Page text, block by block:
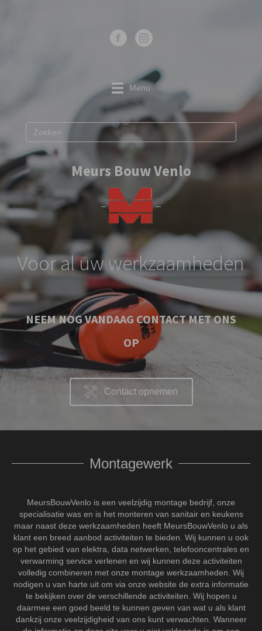
Menu
Meurs Bouw Venlo
Voor al uw werkzaamheden
NEEM NOG VANDAAG CONTACT MET ONS
OP
Contact opnemen
Montagewerk
MeursBouwVenlo is een veelzijdig montage bedrijf, onze
specialisatie was en is het monteren van sanitair en keukens
maar naast deze werkzaamheden heeft MeursBouwVenlo u als
klant een breed aanbod activiteiten te bieden. Wij kunnen u ook
op het gebied van elektra, data netwerken, telefooncentrales en
verwarming service verlenen en wij kunnen deze activiteiten
volledig combineren met onze montage werkzaamheden. Wij
nodigen u van harte uit om via onze website de extra informatie
te bekijken over de verschillende activiteiten. Wij hopen u
daarmee een goed beeld te kunnen geven van wat u als klant
dankzij onze veelzijdigheid van ons kunt verwachten. Wanneer